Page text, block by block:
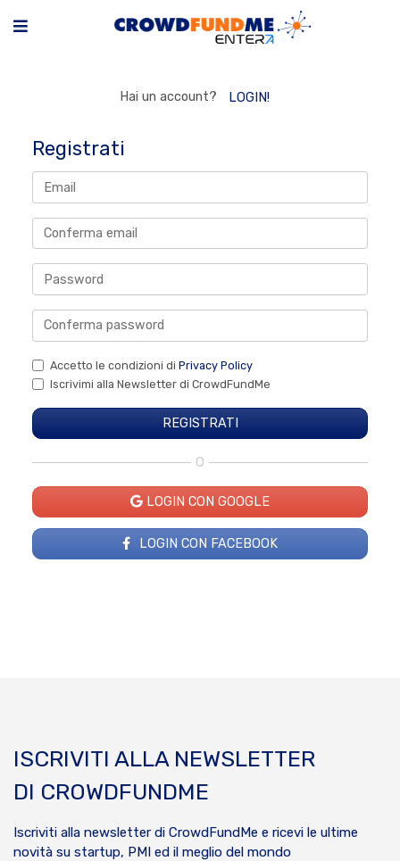
Hai un account? LOGIN!
Registrati
Accetto le condizioni di Privacy Policy
Iscrivimi alla Newsletter di CrowdFundMe
O
LOGIN CON GOOGLE
LOGIN CON FACEBOOK
ISCRIVITI ALLA NEWSLETTER
DI CROWDFUNDME
Iscriviti alla newsletter di CrowdFundMe e ricevi le ultime
novità su startup, PMI ed il meglio del mondo